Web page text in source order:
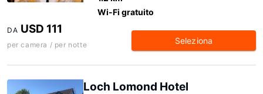
Wi-Fi gratuito
DA USD 111
per camera / per notte Seleziona
Loch Lomond Hotel